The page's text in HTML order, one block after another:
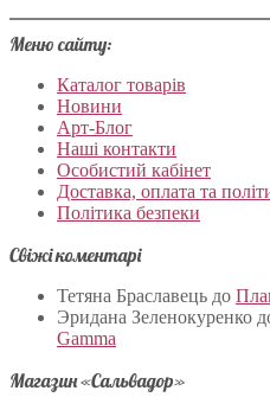
Меню сайту:
Каталог товарів
Новини
Арт-Блог
Наші контакти
Особистий кабінет
Доставка, оплата та
Політика безпеки
Свіжі коментарі
Тетяна Браславець до
Эридана Зеленокуренко
Gamma
Магазин «Сальвадор»